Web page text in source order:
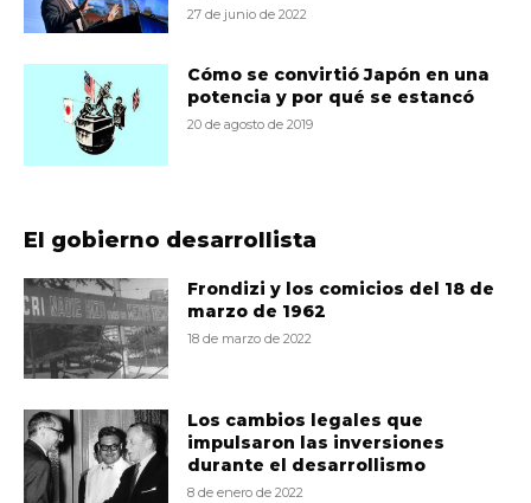
27 de junio de 2022
Cómo se convirtió Japón en una
potencia y por qué se estancó
20 de agosto de 2019
El gobierno desarrollista
Frondizi y los comicios del 18 de
marzo de 1962
18 de marzo de 2022
Los cambios legales que
impulsaron las inversiones
durante el desarrollismo
8 de enero de 2022